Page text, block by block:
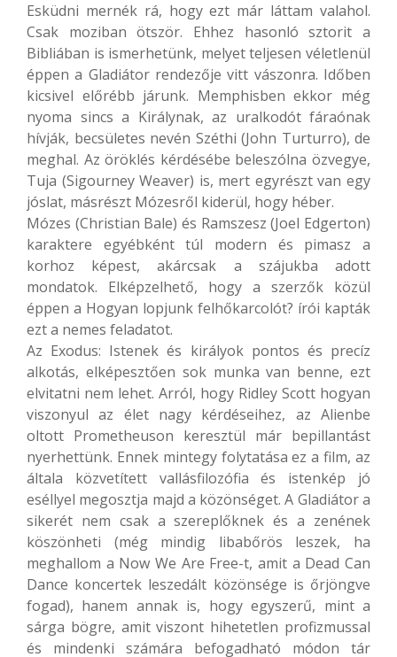
Esküdni mernék rá, hogy ezt már láttam valahol.
Csak moziban ötször. Ehhez hasonló sztorit a
Bibliában is ismerhetünk, melyet teljesen véletlenül
éppen a Gladiátor rendezője vitt vászonra. Időben
kicsivel előrébb járunk. Memphisben ekkor még
nyoma sincs a Királynak, az uralkodót fáraónak
hívják, becsületes nevén Széthi (John Turturro), de
meghal. Az öröklés kérdésébe beleszólna özvegye,
Tuja (Sigourney Weaver) is, mert egyrészt van egy
jóslat, másrészt Mózesről kiderül, hogy héber.
Mózes (Christian Bale) és Ramszesz (Joel Edgerton)
karaktere egyébként túl modern és pimasz a
korhoz képest, akárcsak a szájukba adott
mondatok. Elképzelhető, hogy a szerzők közül
éppen a Hogyan lopjunk felhőkarcolót? írói kapták
ezt a nemes feladatot.
Az Exodus: Istenek és királyok pontos és precíz
alkotás, elképesztően sok munka van benne, ezt
elvitatni nem lehet. Arról, hogy Ridley Scott hogyan
viszonyul az élet nagy kérdéseihez, az Alienbe
oltott Prometheuson keresztül már bepillantást
nyerhettünk. Ennek mintegy folytatása ez a film, az
általa közvetített vallásfilozófia és istenkép jó
eséllyel megosztja majd a közönséget. A Gladiátor a
sikerét nem csak a szereplőknek és a zenének
köszönheti (még mindig libabőrös leszek, ha
meghallom a Now We Are Free-t, amit a Dead Can
Dance koncertek leszedált közönsége is őrjöngve
fogad), hanem annak is, hogy egyszerű, mint a
sárga bögre, amit viszont hihetetlen profizmussal
és mindenki számára befogadható módon tár